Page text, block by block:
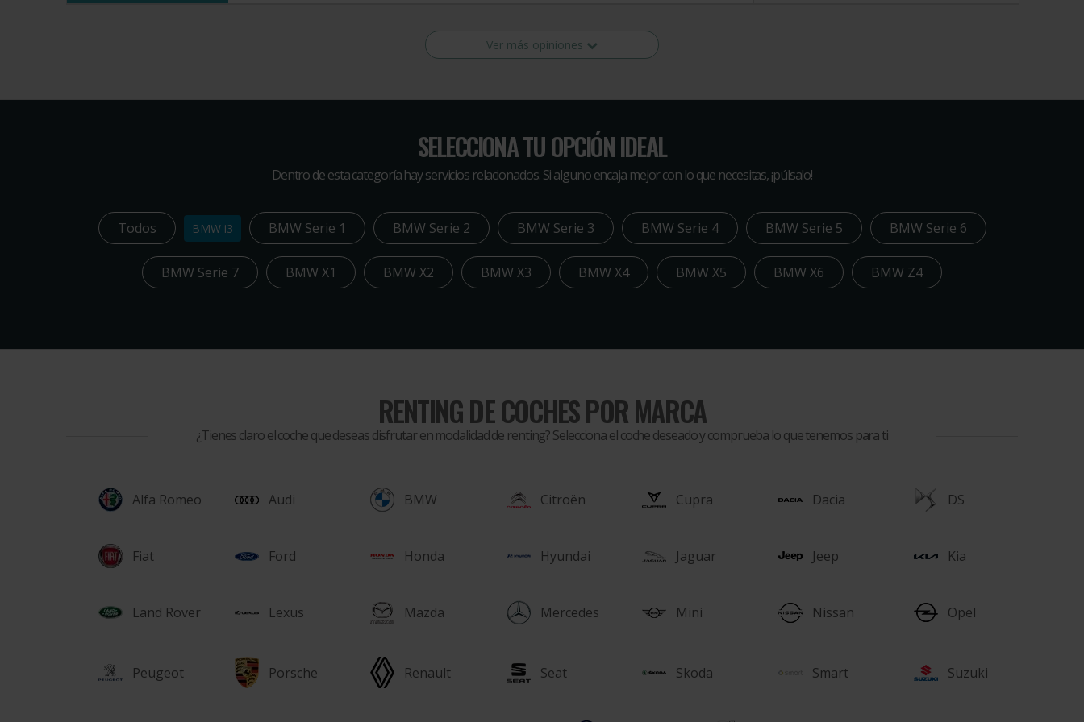
Ver más opiniones
SELECCIONA TU OPCIÓN IDEAL
Dentro de esta categoría hay servicios relacionados. Si alguno encaja mejor con lo que necesitas, ¡púlsalo!
Todos BMW i3 BMW Serie 1 BMW Serie 2 BMW Serie 3 BMW Serie 4 BMW Serie 5 BMW Serie 6
BMW Serie 7 BMW X1 BMW X2 BMW X3 BMW X4 BMW X5 BMW X6 BMW Z4
RENTING DE COCHES POR MARCA
¿Tienes claro el coche que deseas disfrutar en modalidad de renting? Selecciona el coche deseado y comprueba lo que tenemos para ti
Alfa Romeo Audi BMW Citroën Cupra Dacia DS
Fiat Ford Honda Hyundai Jaguar Jeep Kia
Land Rover Lexus Mazda Mercedes Mini Nissan Opel
Peugeot Porsche Renault Seat Skoda Smart Suzuki